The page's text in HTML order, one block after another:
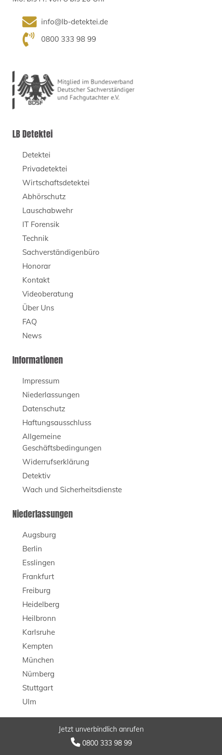
Jetzt unverbindlich anrufen
0800 333 98 99
info@lb-detektei.de
0800 333 98 99
LB Detektei
Detektei
Privadetektei
Wirtschaftsdetektei
Abhörschutz
Lauschabwehr
IT Forensik
Technik
Sachverständigenbüro
Honorar
Kontakt
Videoberatung
Über Uns
FAQ
News
Informationen
Impressum
Niederlassungen
Datenschutz
Haftungsausschluss
Allgemeine
Geschäftsbedingungen
Widerrufserklärung
Detektiv
Wach und Sicherheitsdienste
Niederlassungen
Augsburg
Berlin
Esslingen
Frankfurt
Freiburg
Heidelberg
Heilbronn
Karlsruhe
Kempten
München
Nürnberg
Stuttgart
Ulm
© 2026 LB Detektei